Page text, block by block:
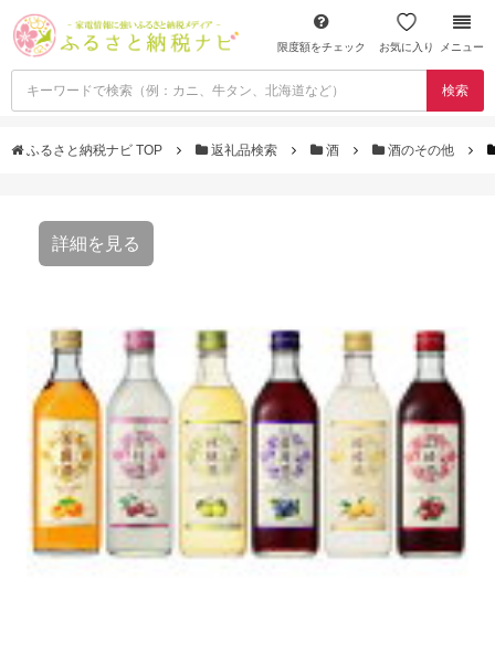
限度額をチェック お気に入り メニュー
検索
ふるさと納税ナビ TOP 返礼品検索 酒 酒のその他
詳細を見る